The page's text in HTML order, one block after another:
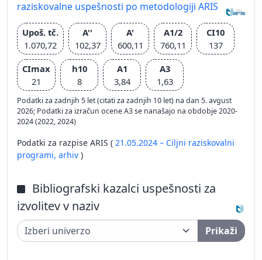
raziskovalne uspešnosti po metodologiji ARIS
Upoš. tč.
1.070,72
A''
102,37
A'
600,11
A1/2
760,11
CI10
137
CImax
21
h10
8
A1
3,84
A3
1,63
Podatki za zadnjih 5 let (citati za zadnjih 10 let) na dan 5. avgust
2026; Podatki za izračun ocene A3 se nanašajo na obdobje 2020-
2024 (2022, 2024)
Podatki za razpise ARIS ( 21.05.2024 – Ciljni raziskovalni
programi, arhiv )
Bibliografski kazalci uspešnosti za
izvolitev v naziv
Prikaži